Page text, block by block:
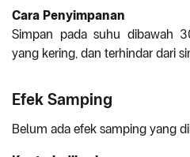
Cara Penyimpanan
Simpan pada suhu dibawah
yang kering, dan terhindar dari
Efek Samping
Belum ada efek samping yang